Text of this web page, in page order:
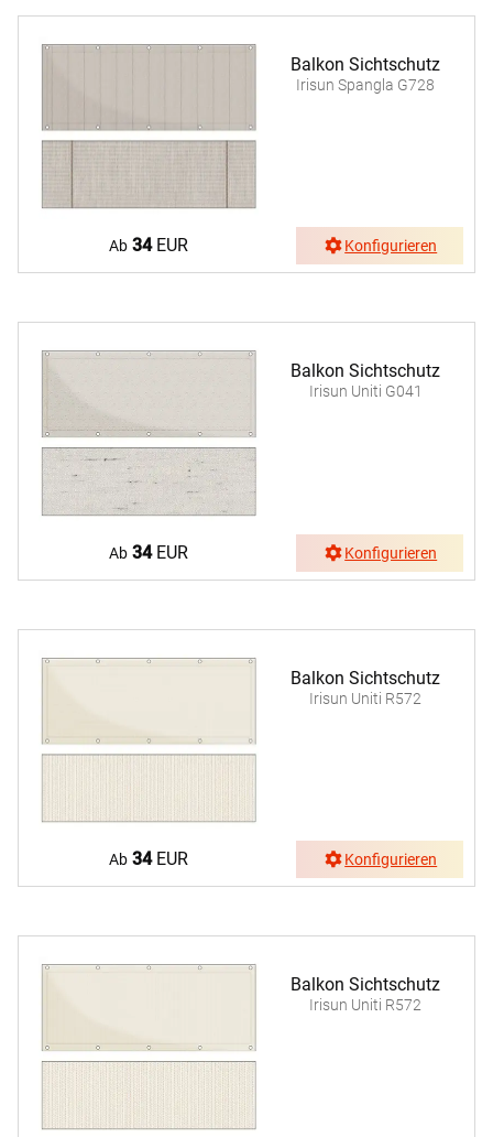
Balkon Sichtschutz
Irisun Spangla G728
Ab 34EUR Konfigurieren
Balkon Sichtschutz
Irisun Uniti G041
Ab 34EUR Konfigurieren
Balkon Sichtschutz
Irisun Uniti R572
Ab 34EUR Konfigurieren
Balkon Sichtschutz
Irisun Uniti R572